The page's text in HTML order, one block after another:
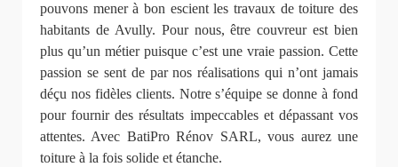
pouvons mener à bon escient les travaux de toiture des
habitants de Avully. Pour nous, être couvreur est bien
plus qu’un métier puisque c’est une vraie passion. Cette
passion se sent de par nos réalisations qui n’ont jamais
déçu nos fidèles clients. Notre s’équipe se donne à fond
pour fournir des résultats impeccables et dépassant vos
attentes. Avec BatiPro Rénov SARL, vous aurez une
toiture à la fois solide et étanche.